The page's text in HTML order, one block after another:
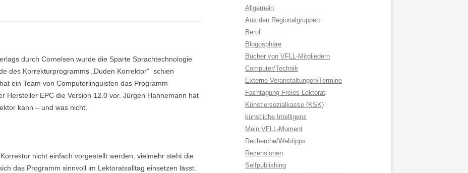
durch Cornelsen wurde die Sparte Sprachtechnologie
des Korrekturprogramms „Duden Korrektor“ schien
ein Team von Computerlinguisten das Programm
Hersteller EPC die Version 12.0 vor. Jürgen Hahnemann hat
kann – und was nicht.
nicht einfach vorgestellt werden, vielmehr steht die
das Programm sinnvoll im Lektoratsalltag einsetzen lässt.
Allgemein
Aus den Regionalgruppen
Beruf
Blogosphäre
Bücher von VFLL-Mitgliedern
Computer/Technik
Externe Veranstaltungen/Termine
Fachtagung Freies Lektorat
Künstlersozialkasse (KSK)
künstliche Intelligenz
Mein VFLL-Moment
Recherche/Webtipps
Rezensionen
Selfpublishing